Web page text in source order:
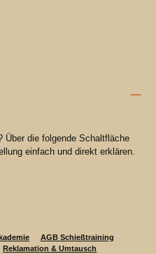
Über die folgende Schaltfläche
einfach und direkt erklären.
AGB Schießtraining
Reklamation & Umtausch